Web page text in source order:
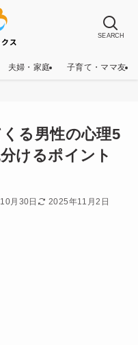
SEARCH
夫婦・家庭 子育て・ママ友
る男性の心理5
けるポイント
月30日 2025年11月2日